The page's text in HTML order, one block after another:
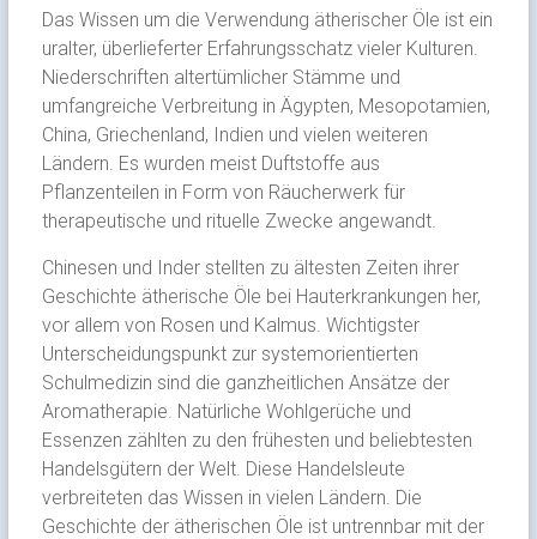
Das Wissen um die Verwendung ätherischer Öle ist ein
uralter, überlieferter Erfahrungsschatz vieler Kulturen.
Niederschriften altertümlicher Stämme und
umfangreiche Verbreitung in Ägypten, Mesopotamien,
China, Griechenland, Indien und vielen weiteren
Ländern. Es wurden meist Duftstoffe aus
Pflanzenteilen in Form von Räucherwerk für
therapeutische und rituelle Zwecke angewandt.
Chinesen und Inder stellten zu ältesten Zeiten ihrer
Geschichte ätherische Öle bei Hauterkrankungen her,
vor allem von Rosen und Kalmus. Wichtigster
Unterscheidungspunkt zur systemorientierten
Schulmedizin sind die ganzheitlichen Ansätze der
Aromatherapie. Natürliche Wohlgerüche und
Essenzen zählten zu den frühesten und beliebtesten
Handelsgütern der Welt. Diese Handelsleute
verbreiteten das Wissen in vielen Ländern. Die
Geschichte der ätherischen Öle ist untrennbar mit der